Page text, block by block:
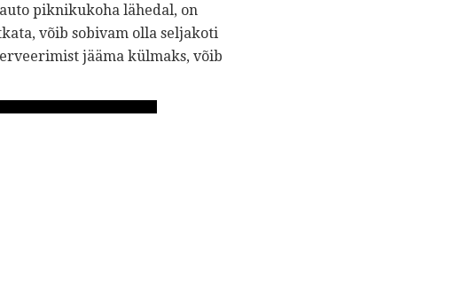
piknikukoha lähedal, on
võib sobivam olla seljakoti
jääma külmaks, võib